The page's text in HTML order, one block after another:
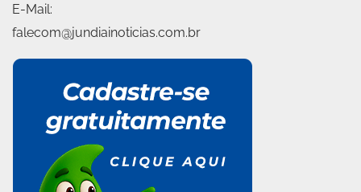
E-Mail:
falecom@jundiainoticias.com.br